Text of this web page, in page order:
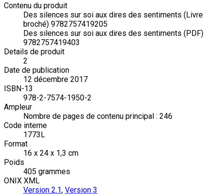
Contenu du produit
Des silences sur soi aux dires des sentiments (Livre
broché) 9782757419205
Des silences sur soi aux dires des sentiments (PDF)
9782757419403
Details de produit
2
Date de publication
12 décembre 2017
ISBN-13
978-2-7574-1950-2
Ampleur
Nombre de pages de contenu principal : 246
Code interne
1773L
Format
16 x 24 x 1,3 cm
Poids
405 grammes
ONIX XML
Version 2.1, Version 3